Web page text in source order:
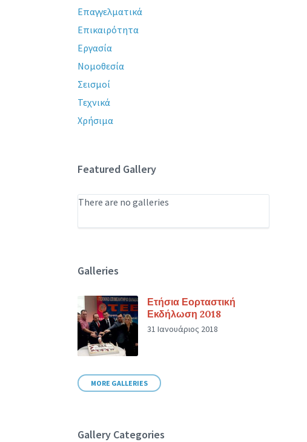
Επαγγελματικά
Επικαιρότητα
Εργασία
Νομοθεσία
Σεισμοί
Τεχνικά
Χρήσιμα
Featured Gallery
There are no galleries
Galleries
Ετήσια Εορταστική
Εκδήλωση 2018
31 Ιανουάριος 2018
MORE GALLERIES
Gallery Categories